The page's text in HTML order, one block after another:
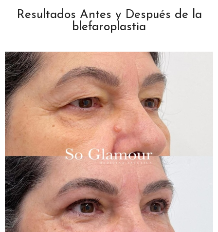
Resultados Antes y Después de la
blefaroplastia